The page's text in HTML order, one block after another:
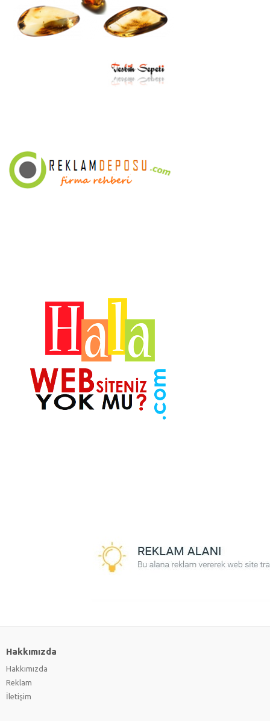
Hakkımızda
Hakkımızda
Reklam
İletişim